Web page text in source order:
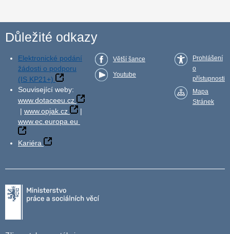
Důležité odkazy
Elektronické podání
žádosti o podporu
(IS KP21+)
Související weby:
www.dotaceeu.cz
| www.opjak.cz
|
www.ec.europa.eu
Kariéra
Větší šance
Youtube
Prohlášení
o
přístupnosti
Mapa
Stránek